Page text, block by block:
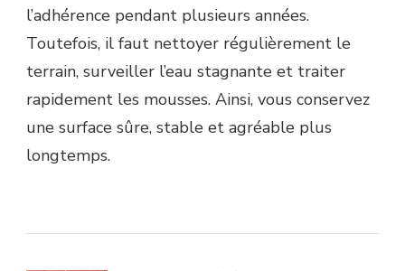
l’adhérence pendant plusieurs années.
Toutefois, il faut nettoyer régulièrement le
terrain, surveiller l’eau stagnante et traiter
rapidement les mousses. Ainsi, vous conservez
une surface sûre, stable et agréable plus
longtemps.